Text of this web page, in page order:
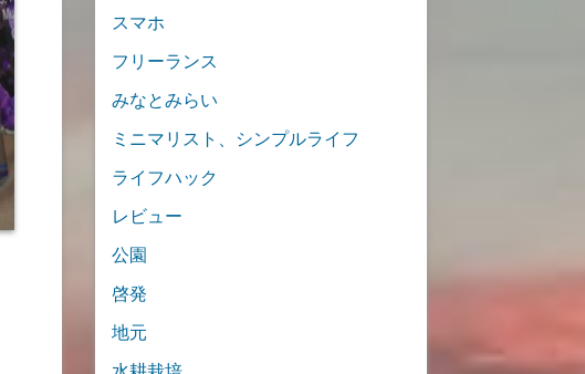
スマホ
フリーランス
みなとみらい
ミニマリスト、シンプルライフ
ライフハック
レビュー
公園
啓発
地元